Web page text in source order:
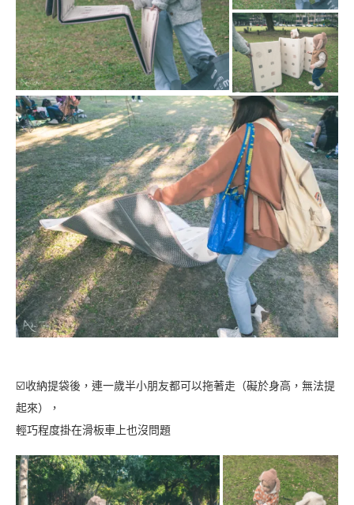
☑️收納提袋後，連一歲半小朋友都可以拖著走（礙於身高，無法提
起來），
輕巧程度掛在滑板車上也沒問題